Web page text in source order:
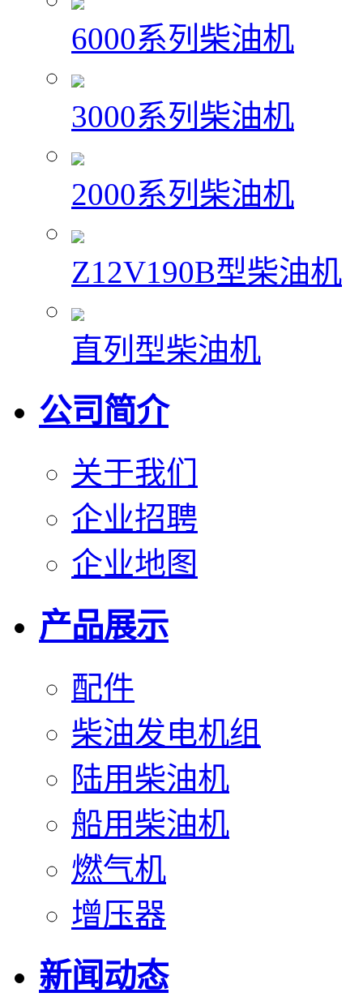
6000系列柴油机
3000系列柴油机
2000系列柴油机
Z12V190B型柴油机
直列型柴油机
公司简介
关于我们
企业招聘
企业地图
产品展示
配件
柴油发电机组
陆用柴油机
船用柴油机
燃气机
增压器
新闻动态